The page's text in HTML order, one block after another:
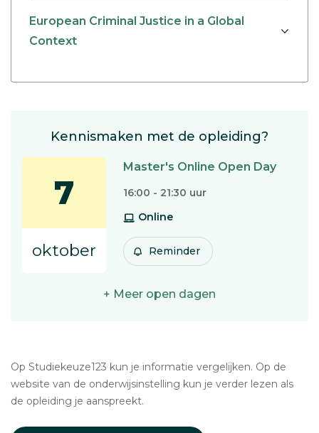
European Criminal Justice in a Global
Context
Kennismaken met de opleiding?
7
oktober
Master's Online Open Day
16:00 - 21:30 uur
Online
Reminder
+ Meer open dagen
Op Studiekeuze123 kun je informatie vergelijken. Op de
website van de onderwijsinstelling kun je verder lezen als
de opleiding je aanspreekt.